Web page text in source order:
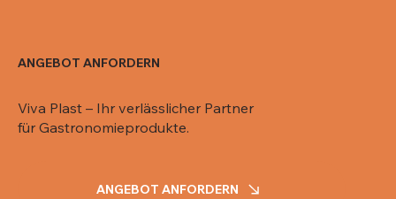
ANGEBOT ANFORDERN
Viva Plast – Ihr verlässlicher Partner
für Gastronomieprodukte.
ANGEBOT ANFORDERN